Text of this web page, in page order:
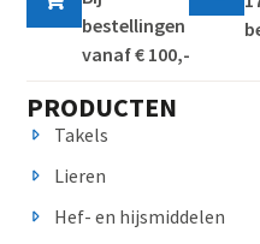
bestellingen
vanaf € 100,-
PRODUCTEN
Takels
Lieren
Hef- en hijsmiddelen